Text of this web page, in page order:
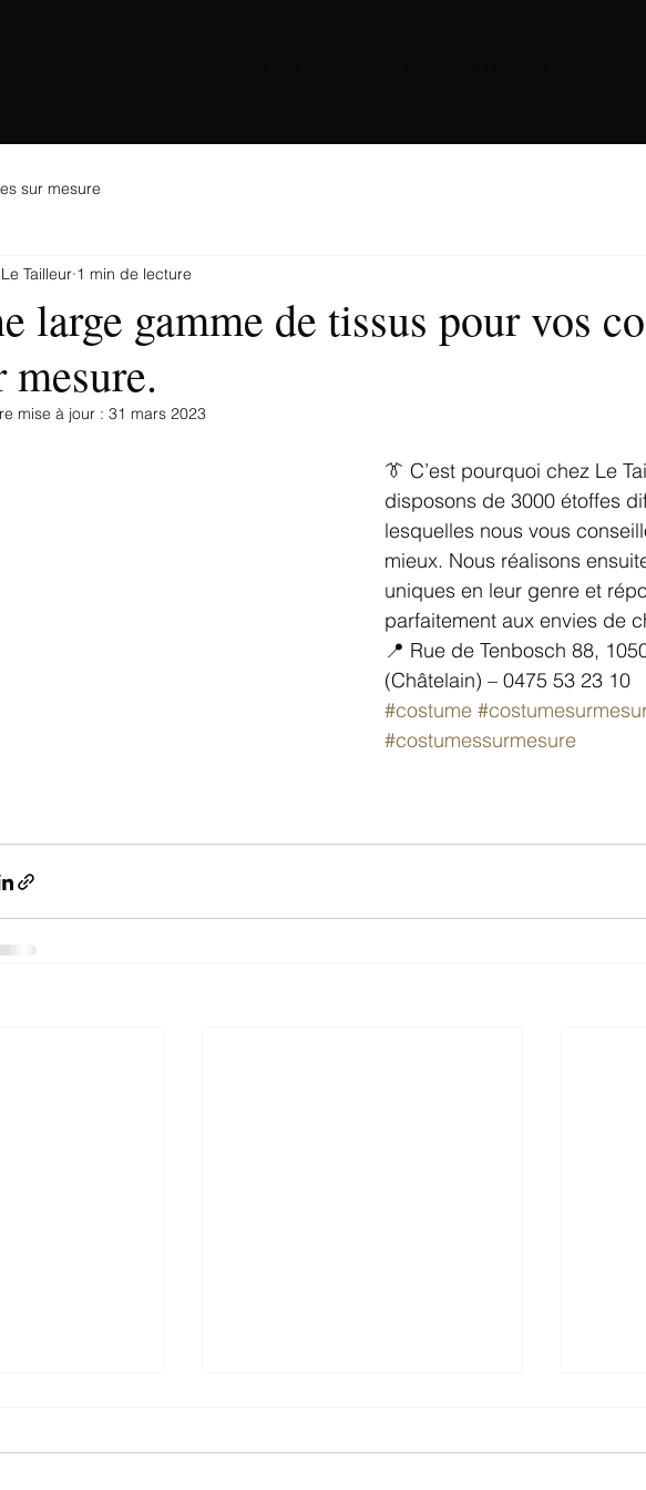
sur mesure
large gamme de tissus pour vos
mesure.
Le Tailleur 1 min de lecture
mise à jour : 31 mars 2023
👔 C’est pourquoi chez Le
disposons de 3000 étoffes
lesquelles nous vous
mieux. Nous réalisons
uniques en leur genre et
parfaitement aux envies de
📍 Rue de Tenbosch 88,
(Châtelain) – 0475 53 23 10
#costume
#costumessurmesure